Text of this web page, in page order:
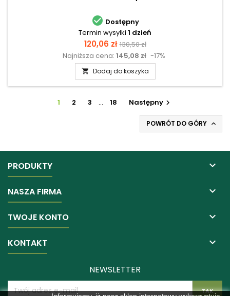
 Dostępny
Termin wysyłki 1 dzień
Cena
120,06 zł Cena
podstawowa
130,50 zł
Najniższa cena: 145,08 zł -17%
 Dodaj do koszyka
1 2 3 … 18 Następny 
POWRÓT DO GÓRY 
PRODUKTY 
NASZA FIRMA 
TWOJE KONTO 
KONTAKT 
NEWSLETTER